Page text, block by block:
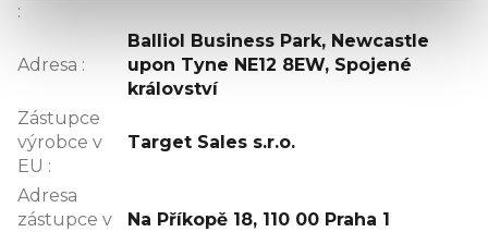
:
Adresa :
Balliol Business Park, Newcastle
upon Tyne NE12 8EW, Spojené
království
Zástupce
výrobce v
EU :
Target Sales s.r.o.
Adresa
zástupce v
Na Příkopě 18, 110 00 Praha 1